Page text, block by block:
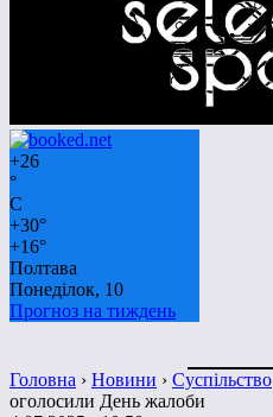
+26
°
C
+30°
+16°
Полтава
Понеділок, 10
Прогноз на тиждень
Головна › Новини › Суспільство
оголосили День жалоби